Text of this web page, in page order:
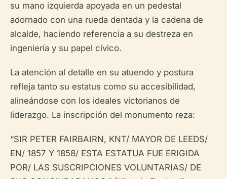
su mano izquierda apoyada en un pedestal
adornado con una rueda dentada y la cadena de
alcalde, haciendo referencia a su destreza en
ingeniería y su papel cívico.
La atención al detalle en su atuendo y postura
refleja tanto su estatus como su accesibilidad,
alineándose con los ideales victorianos de
liderazgo. La inscripción del monumento reza:
“SIR PETER FAIRBAIRN, KNT/ MAYOR DE LEEDS/
EN/ 1857 Y 1858/ ESTA ESTATUA FUE ERIGIDA
POR/ LAS SUSCRIPCIONES VOLUNTARIAS/ DE